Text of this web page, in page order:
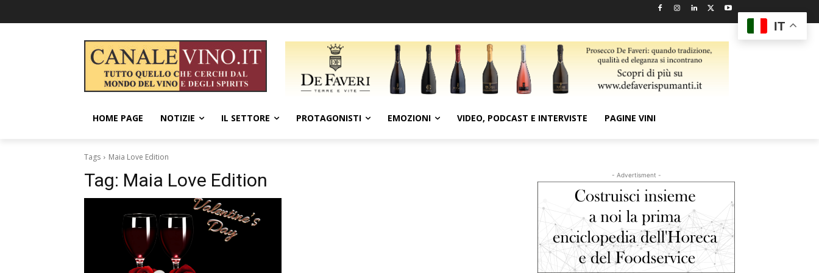
HOME PAGE NOTIZIE IL SETTORE PROTAGONISTI EMOZIONI VIDEO, PODCAST E INTERVISTE PAGINE VINI
Tags Maia Love Edition
Tag: Maia Love Edition - Advertisment -
IT